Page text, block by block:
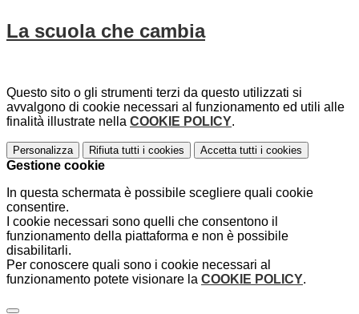
La scuola che cambia
Questo sito o gli strumenti terzi da questo utilizzati si
avvalgono di cookie necessari al funzionamento ed utili alle
finalità illustrate nella COOKIE POLICY.
Personalizza Rifiuta tutti i cookies Accetta tutti i cookies
Gestione cookie
In questa schermata è possibile scegliere quali cookie
consentire.
I cookie necessari sono quelli che consentono il
funzionamento della piattaforma e non è possibile
disabilitarli.
Per conoscere quali sono i cookie necessari al
funzionamento potete visionare la COOKIE POLICY.